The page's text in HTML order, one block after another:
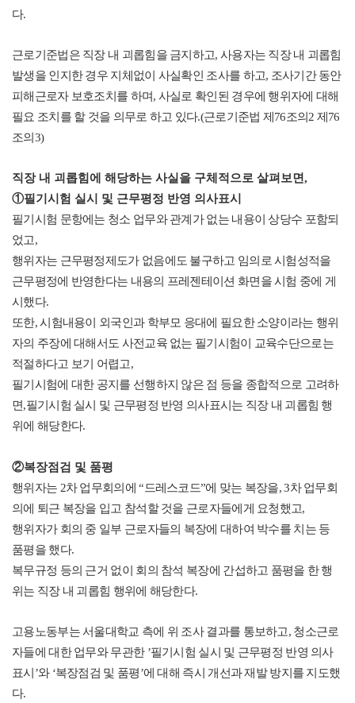
다.
근로기준법은 직장 내 괴롭힘을 금지하고, 사용자는 직장 내 괴롭힘
발생을 인지한 경우 지체없이 사실확인 조사를 하고, 조사기간 동안
피해근로자 보호조치를 하며, 사실로 확인된 경우에 행위자에 대해
필요 조치를 할 것을 의무로 하고 있다.(근로기준법 제76조의2 제76
조의3)
직장 내 괴롭힘에 해당하는 사실을 구체적으로 살펴보면,
①필기시험 실시 및 근무평정 반영 의사표시
필기시험 문항에는 청소 업무와 관계가 없는 내용이 상당수 포함되
었고,
행위자는 근무평정제도가 없음에도 불구하고 임의로 시험성적을
근무평정에 반영한다는 내용의 프레젠테이션 화면을 시험 중에 게
시했다.
또한, 시험내용이 외국인과 학부모 응대에 필요한 소양이라는 행위
자의 주장에 대해서도 사전교육 없는 필기시험이 교육수단으로는
적절하다고 보기 어렵고,
필기시험에 대한 공지를 선행하지 않은 점 등을 종합적으로 고려하
면,필기시험 실시 및 근무평정 반영 의사표시는 직장 내 괴롭힘 행
위에 해당한다.
②복장점검 및 품평
행위자는 2차 업무회의에 “드레스코드”에 맞는 복장을, 3차 업무회
의에 퇴근 복장을 입고 참석할 것을 근로자들에게 요청했고,
행위자가 회의 중 일부 근로자들의 복장에 대하여 박수를 치는 등
품평을 했다.
복무규정 등의 근거 없이 회의 참석 복장에 간섭하고 품평을 한 행
위는 직장 내 괴롭힘 행위에 해당한다.
고용노동부는 서울대학교 측에 위 조사 결과를 통보하고, 청소근로
자들에 대한 업무와 무관한 ’필기시험 실시 및 근무평정 반영 의사
표시’와 ‘복장점검 및 품평’에 대해 즉시 개선과 재발 방지를 지도했
다.